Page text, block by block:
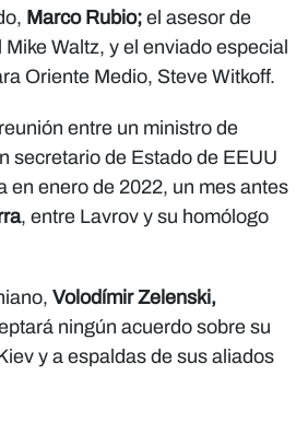
Marco Rubio; el asesor de
Waltz, y el enviado especial
Oriente Medio, Steve Witkoff.
entre un ministro de
secretario de Estado de EEUU
en enero de 2022, un mes antes
, entre Lavrov y su homólogo
Volodímir Zelenski,
ningún acuerdo sobre su
y a espaldas de sus aliados